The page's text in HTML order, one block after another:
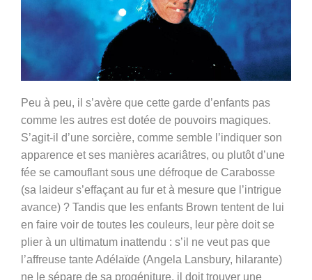
Peu à peu, il s’avère que cette garde d’enfants pas
comme les autres est dotée de pouvoirs magiques.
S’agit-il d’une sorcière, comme semble l’indiquer son
apparence et ses manières acariâtres, ou plutôt d’une
fée se camouflant sous une défroque de Carabosse
(sa laideur s’effaçant au fur et à mesure que l’intrigue
avance) ? Tandis que les enfants Brown tentent de lui
en faire voir de toutes les couleurs, leur père doit se
plier à un ultimatum inattendu : s’il ne veut pas que
l’affreuse tante Adélaïde (Angela Lansbury, hilarante)
ne le sépare de sa progéniture, il doit trouver une